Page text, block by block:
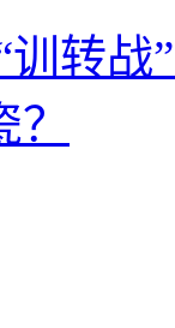
训转